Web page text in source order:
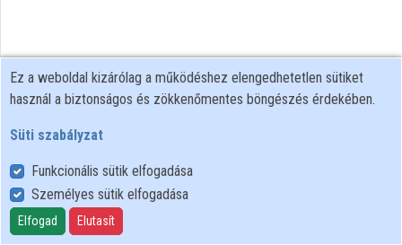
Felhasználói szabályzat
Adatkezelési tájékoztató
Süti szabályzat
Ez a weboldal kizárólag a működéshez elengedhetetlen sütiket
használ a biztonságos és zökkenőmentes böngészés érdekében.
Süti szabályzat
Funkcionális sütik elfogadása
Személyes sütik elfogadása
Elfogad Elutasít